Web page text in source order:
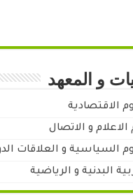
و المعهد
الاقتصادية
و الاتصال
السياسية و العلاقات
البدنية و الرياضية